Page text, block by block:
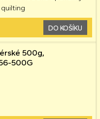
quilting
DO KOŠÍKU
500g,
500G